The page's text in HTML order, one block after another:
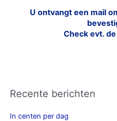
U ontvangt een mail
Check evt.
Recente berichten
In centen per dag